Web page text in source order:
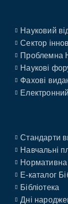
Науковий
Сектор
Проблемна
Наукові
Фахові
Стандарти
Навчальні
Нормативна
E-каталог
Бібліотека
Дні